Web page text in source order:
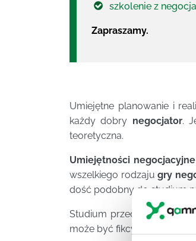
szkolenie z
Zapraszamy.
Umiejętne planowanie i
każdy dobry negocjator.
teoretyczna.
Umiejętności negocjacyjne
wszelkiego rodzajugry
dość podobny do studium
Studium przede wszystkim
może być fikcyjny, a nawet